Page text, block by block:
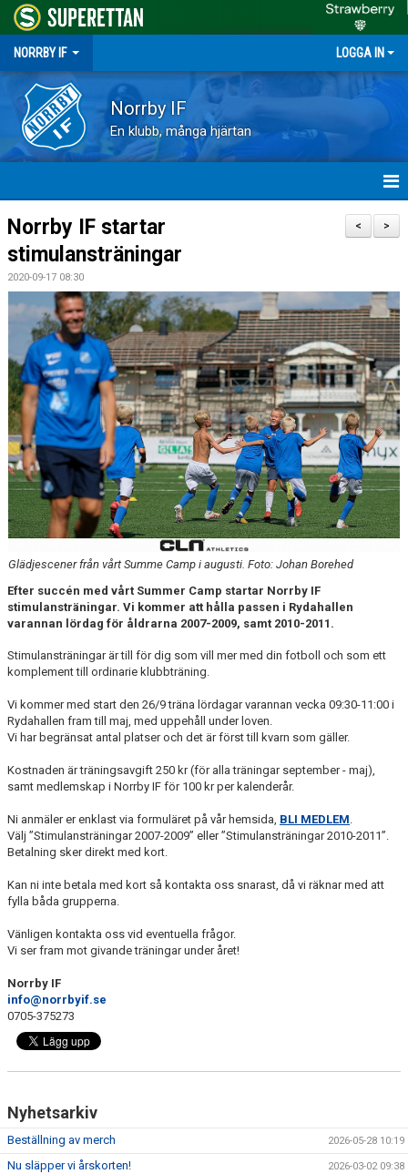
NORRBY IF LOGGA IN
Norrby IF
En klubb, många hjärtan
HEM
NYHETER
FÖRENINGEN
KALENDER
VÅRA LAG
MATCHER
NÄRA NORRBY
VÄRDEGRUND
>
<
Norrby IF startar
stimulansträningar
2020-09-17 08:30
Glädjescener från vårt Summe Camp i augusti. Foto: Johan Borehed
Efter succén med vårt Summer Camp startar Norrby IF
stimulansträningar. Vi kommer att hålla passen i Rydahallen
varannan lördag för åldrarna 2007-2009, samt 2010-2011.
Stimulansträningar är till för dig som vill mer med din fotboll och som ett
komplement till ordinarie klubbträning.
Vi kommer med start den 26/9 träna lördagar varannan vecka 09:30-11:00 i
Rydahallen fram till maj, med uppehåll under loven.
Vi har begränsat antal platser och det är först till kvarn som gäller.
Kostnaden är träningsavgift 250 kr (för alla träningar september - maj),
samt medlemskap i Norrby IF för 100 kr per kalenderår.
Ni anmäler er enklast via formuläret på vår hemsida, BLI MEDLEM.
Välj ”Stimulansträningar 2007-2009” eller ”Stimulansträningar 2010-2011”.
Betalning sker direkt med kort.
Kan ni inte betala med kort så kontakta oss snarast, då vi räknar med att
fylla båda grupperna.
Vänligen kontakta oss vid eventuella frågor.
Vi ser fram mot givande träningar under året!
Norrby IF
info@norrbyif.se
0705-375273
Nyhetsarkiv
Beställning av merch 2026-05-28 10:19
Nu släpper vi årskorten! 2026-03-02 09:38